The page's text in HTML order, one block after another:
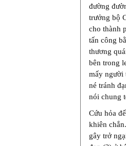
đường
trưởng bộ
cho thành
tấn công
thương
bên trong
mấy người
né tránh
nói chung
Cứu hỏa
khiên
gây trở